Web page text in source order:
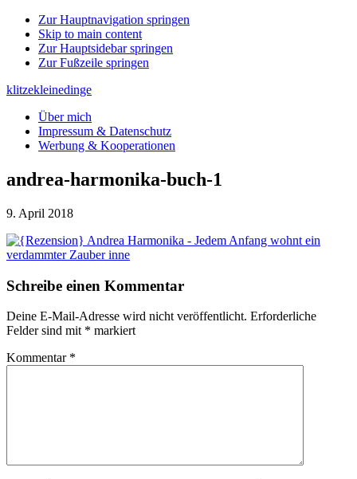
Zur Hauptnavigation springen
Skip to main content
Zur Hauptsidebar springen
Zur Fußzeile springen
klitzekleinedinge
Über mich
Impressum & Datenschutz
Werbung & Kooperationen
andrea-harmonika-buch-1
9. April 2018
Leser-
Schreibe einen Kommentar
Deine E-Mail-Adresse wird nicht veröffentlicht. Erforderliche
Felder sind mit * markiert
Kommentar *